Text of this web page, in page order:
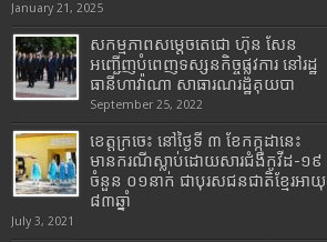
January 21, 2025
សកម្មភាពសម្តេចតេជោ ហ៊ុន សែន
អញ្ជើញបំពេញទស្សនកិច្ចផ្លូវការ នៅរដ្ឋ
ធានីហាវ៉ាណា សាធារណរដ្ឋគុយបា
September 25, 2022
ខេត្តក្រចេះ នៅថ្ងៃទី ៣ ខែកក្កដានេះ
មានករណីស្លាប់ដោយសារជំងឺកូវីដ-១៩
ចំនួន ០១នាក់ ជាបុរសជនជាតិខ្មែរអាយុ
៨៣ឆ្នាំ
July 3, 2021